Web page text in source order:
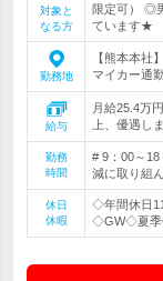
対象と
なる方
限定可） ◎
ています★
勤務地
【熊本本社
マイカー通
給与
月給25.4万
上、優遇し
勤務
時間
# 9：00～
減に取り組
休日
休暇
◇年間休日
◇GW◇夏季